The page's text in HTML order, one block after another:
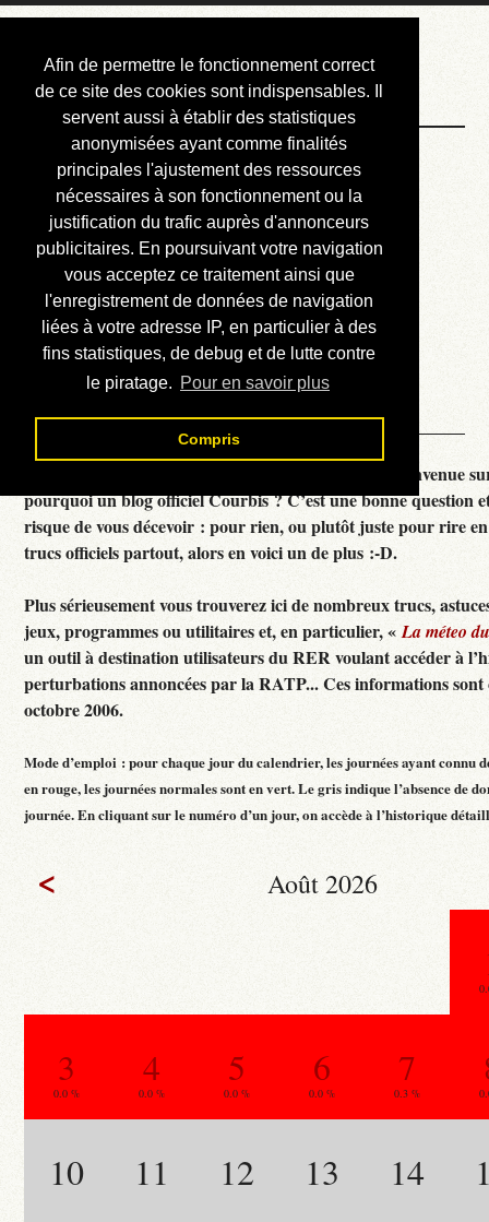
Afin de permettre le fonctionnement correct
de ce site des cookies sont indispensables. Il
servent aussi à établir des statistiques
anonymisées ayant comme finalités
principales l'ajustement des ressources
nécessaires à son fonctionnement ou la
justification du trafic auprès d'annonceurs
publicitaires. En poursuivant votre navigation
vous acceptez ce traitement ainsi que
l'enregistrement de données de navigation
liées à votre adresse IP, en particulier à des
fins statistiques, de debug et de lutte contre
le piratage. Pour en savoir plus
Compris
Courbis, « LE »
Blog Officiel
Bienvenue
Réalisations
Divers (et d’été)
Annonces
Liens externes
Téléchargement
Contact
Courbis, « LE » Blog Officiel - je vous souhaite la bienvenue
pourquoi un blog officiel Courbis ? C’est une bonne question
risque de vous décevoir : pour rien, ou plutôt juste pour rire
trucs officiels partout, alors en voici un de plus :-D.
Plus sérieusement vous trouverez ici de nombreux trucs,
jeux, programmes ou utilitaires et, en particulier, «La méteo
un outil à destination utilisateurs du RER voulant accéder à
perturbations annoncées par la RATP... Ces informations sont
octobre 2006.
Mode d’emploi : pour chaque jour du calendrier, les journées ayant connu
en rouge, les journées normales sont en vert. Le gris indique l’absence de
journée. En cliquant sur le numéro d’un jour, on accède à l’historique
< Août 2026
3
0.0 %
4
0.0 %
5
0.0 %
6
0.0 %
7
0.3 %
10 11 12 13 14